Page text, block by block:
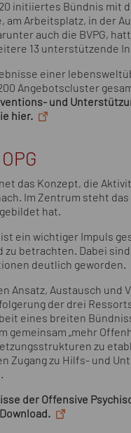
initiiertes Bündnis mit
am Arbeitsplatz, in der
auch die BVPG,
13 unterstützende
einer
Angebotscluster
und
hier.
das Konzept, die
Im Zentrum steht
hat.
ein wichtiger Impuls
betrachten. Dabei sind
deutlich geworden.
Ansatz, Austausch
der drei
eines breiten
gemeinsam „mehr
zu
Zugang zu Hilfs- und
der Offensive
Download.